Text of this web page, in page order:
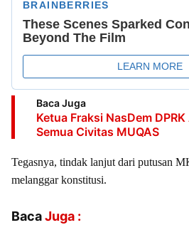
Baca Juga
Ketua Fraksi NasDem
Semua Civitas MUQAS
Tegasnya, tindak lanjut dari putusan
melanggar konstitusi.
BacaJuga :